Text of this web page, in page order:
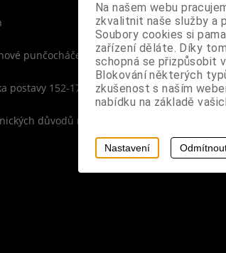
punčocháče, černá barva, křížky stříbrné
postavy 152-170 cm, boky 86-101 cm
důvodů nevyměňujeme
Na našem webu
zkvalitnit naše služby a
Soubory cookies si
zařízení děláte. Díky
schopná se přizpůsobit
Blokování některých
zkušenost s naším
nabídku na základě
Nastavení